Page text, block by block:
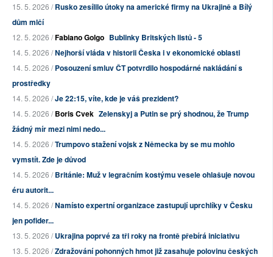
15. 5. 2026 /Rusko zesílilo útoky na americké firmy na Ukrajině a Bílý
dům mlčí
12. 5. 2026 /Fabiano Golgo Bublinky Britských listů - 5
14. 5. 2026 /Nejhorší vláda v historii Česka i v ekonomické oblasti
14. 5. 2026 /Posouzení smluv ČT potvrdilo hospodárné nakládání s
prostředky
14. 5. 2026 /Je 22:15, víte, kde je váš prezident?
14. 5. 2026 /Boris Cvek Zelenskyj a Putin se prý shodnou, že Trump
žádný mír mezi nimi nedo...
14. 5. 2026 /Trumpovo stažení vojsk z Německa by se mu mohlo
vymstít. Zde je důvod
14. 5. 2026 /Británie: Muž v legračním kostýmu vesele ohlašuje novou
éru autorit...
14. 5. 2026 /Namísto expertní organizace zastupují uprchlíky v Česku
jen pofider...
13. 5. 2026 /Ukrajina poprvé za tři roky na frontě přebírá iniciativu
13. 5. 2026 /Zdražování pohonných hmot již zasahuje polovinu českých